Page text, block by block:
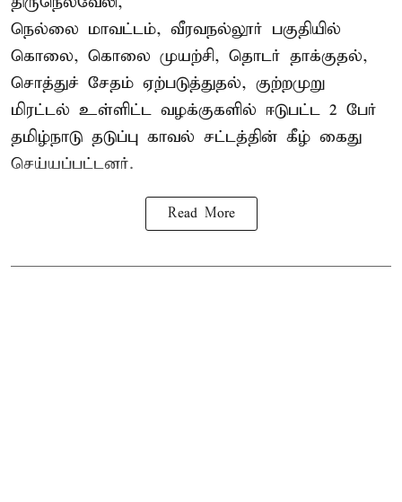
நெல்லை மாவட்டம், வீரவநல்லூர் பகுதியில்
கொலை, கொலை முயற்சி, தொடர் தாக்குதல்,
சொத்துச் சேதம் ஏற்படுத்துதல், குற்றமுறு
மிரட்டல் உள்ளிட்ட வழக்குகளில் ஈடுபட்ட 2 பேர்
தமிழ்நாடு தடுப்பு காவல் சட்டத்தின் கீழ் கைது
செய்யப்பட்டனர்.
Read More